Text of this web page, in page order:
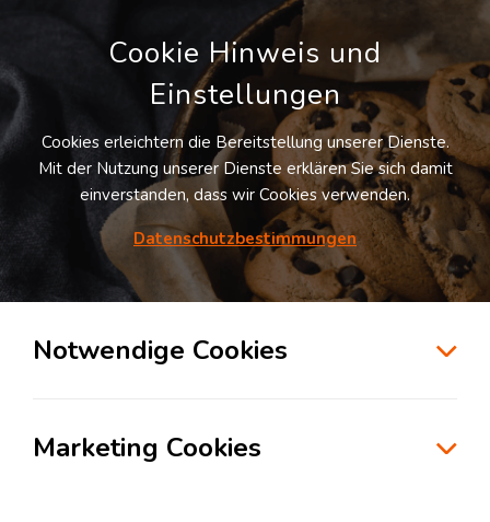
Möchten Sie diesen Suchauftrag
speichern und automatisch über neue
Standorte informiert werden?
Exportabwicklung in der Branche
Konsumgüterindustrie in Augsburg
Cookie Hinweis und
Einstellungen
Cookies erleichtern die Bereitstellung unserer Dienste.
Mit der Nutzung unserer Dienste erklären Sie sich damit
einverstanden, dass wir Cookies verwenden.
Datenschutzbestimmungen
Notwendige Cookies
Marketing Cookies